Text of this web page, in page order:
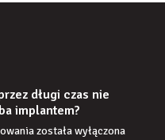
zamontowaniu?
długi czas nie
implantem?
Co
została wyłączona